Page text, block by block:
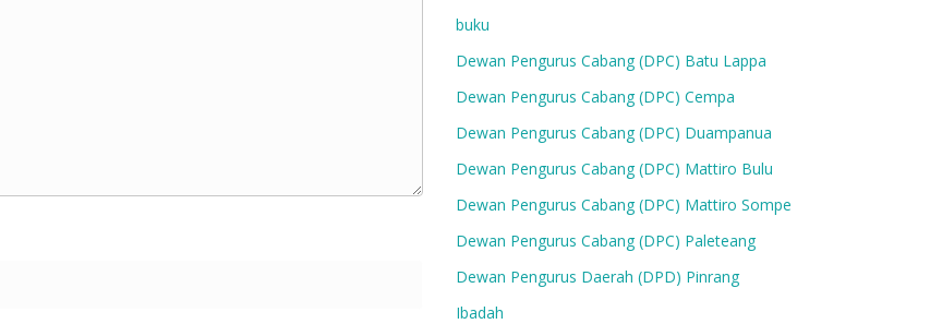
buku
Dewan Pengurus Cabang (DPC) Batu Lappa
Dewan Pengurus Cabang (DPC) Cempa
Dewan Pengurus Cabang (DPC) Duampanua
Dewan Pengurus Cabang (DPC) Mattiro Bulu
Dewan Pengurus Cabang (DPC) Mattiro Sompe
Dewan Pengurus Cabang (DPC) Paleteang
Dewan Pengurus Daerah (DPD) Pinrang
Ibadah